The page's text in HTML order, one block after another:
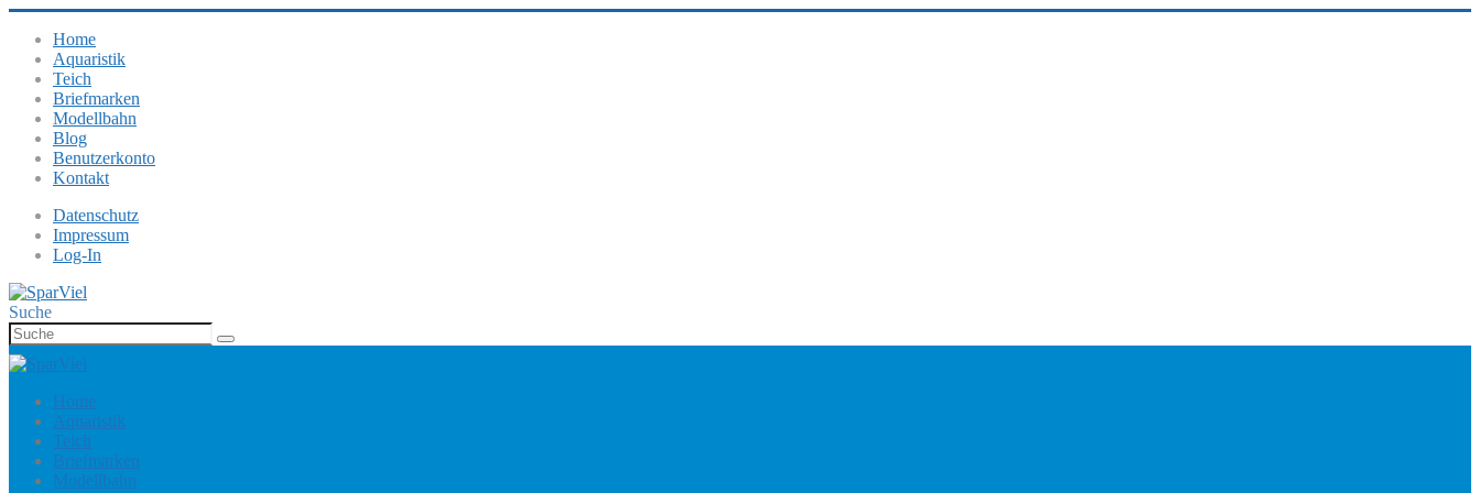
Home
Aquaristik
Teich
Briefmarken
Modellbahn
Blog
Benutzerkonto
Kontakt
Datenschutz
Impressum
Log-In
Suche
Home
Aquaristik
Teich
Briefmarken
Modellbahn